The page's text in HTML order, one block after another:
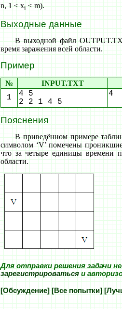
n, 1 ≤ xi≤ m).
Выходные данные
В выходной файл
время заражения всей области.
Пример
№ INPUT.TXT
1
4 5
2 2 1 4 5
4
Пояснения
В приведённом примере
символом ‘V’ помечены
что за четыре единицы времени
области.
Для отправки решения задачи
зарегистрироватьсяи
[Обсуждение] [Все попытки]